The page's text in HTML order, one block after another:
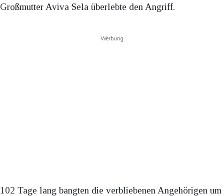
Großmutter Aviva Sela überlebte den Angriff.
Werbung
102 Tage lang bangten die verbliebenen Angehörigen um